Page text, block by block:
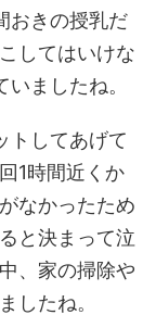
おきの授乳だ
してはいけな
ましたね。
トしてあげて
1時間近くか
なかったため
と決まって泣
、家の掃除や
したね。